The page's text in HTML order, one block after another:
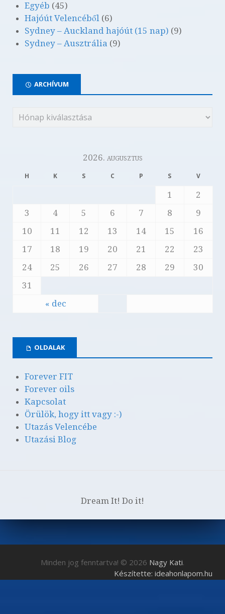
Egyéb (45)
Hajóút Velencéből (6)
Sydney – Auckland hajóút (15 nap) (9)
Sydney – Ausztrália (9)
ARCHÍVUM
2026. augusztus
H K S C P S V
« dec
1
2
3
4 5 6 7 8
9
10
11 12 13 14 15
16
17
18 19 20 21 22
23
24
25 26 27 28 29
30
31
OLDALAK
Forever FIT
Forever oils
Kapcsolat
Örülök, hogy itt vagy :-)
Utazás Velencébe
Utazási Blog
Dream It! Do it!
Minden jog fenntartva! © 2026 Nagy Kati.
Készítette: ideahonlapom.hu